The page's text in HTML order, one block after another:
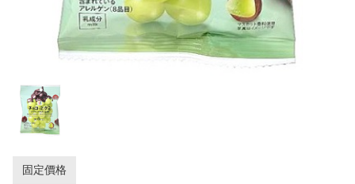
固定價格